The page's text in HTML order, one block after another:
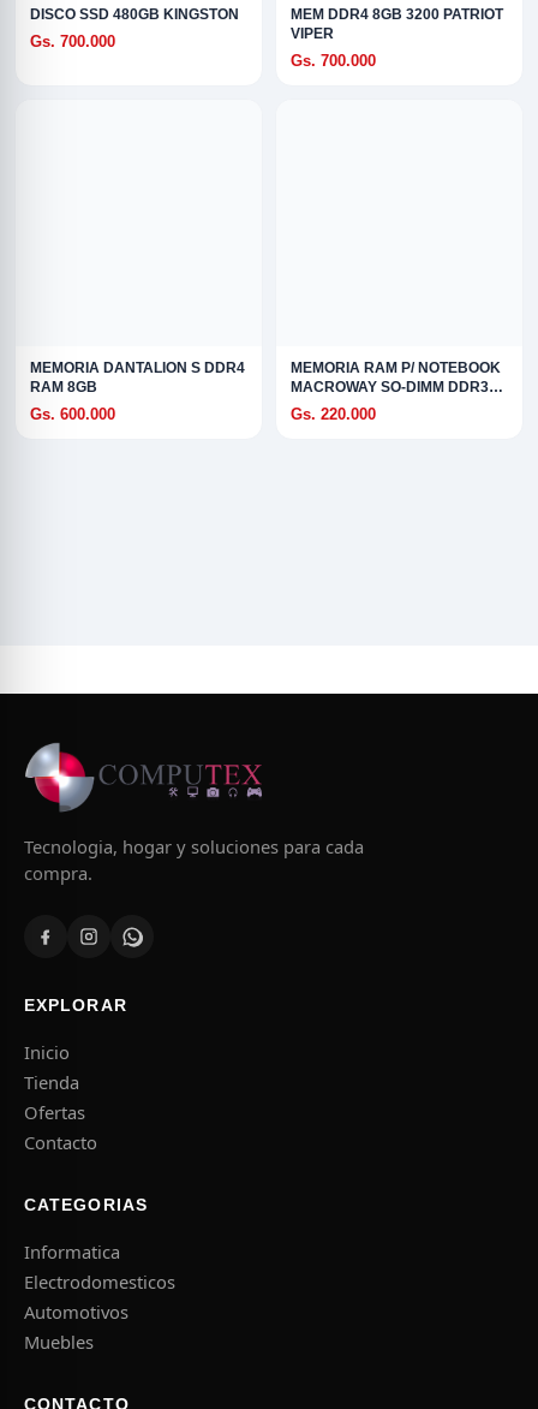
DISCO SSD 480GB KINGSTON
Gs. 700.000
MEM DDR4 8GB 3200 PATRIOT
VIPER
Gs. 700.000
MEMORIA DANTALION S DDR4
RAM 8GB
Gs. 600.000
MEMORIA RAM P/ NOTEBOOK
MACROWAY SO-DIMM DDR3
8GB 1600
Gs. 220.000
Tecnologia, hogar y soluciones para cada
compra.
EXPLORAR
Inicio
Tienda
Ofertas
Contacto
CATEGORIAS
Informatica
Electrodomesticos
Automotivos
Muebles
CONTACTO